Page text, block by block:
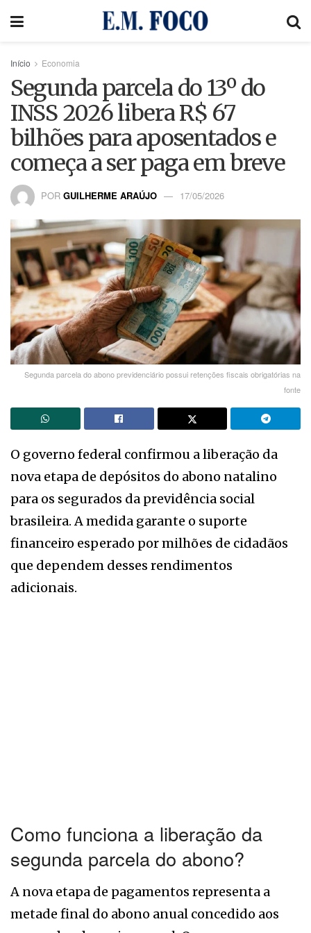
Início Economia
Segunda parcela do 13º do
INSS 2026 libera R$ 67
bilhões para aposentados e
começa a ser paga em breve
POR GUILHERME ARAÚJO 17/05/2026
Segunda parcela do abono previdenciário possui retenções fiscais obrigatórias na
fonte
O governo federal confirmou a liberação da
nova etapa de depósitos do abono natalino
para os segurados da previdência social
brasileira. A medida garante o suporte
financeiro esperado por milhões de cidadãos
que dependem desses rendimentos
adicionais.
Como funciona a liberação da
segunda parcela do abono?
A nova etapa de pagamentos representa a
metade final do abono anual concedido aos